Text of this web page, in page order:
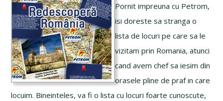
Pornit impreuna cu Petrom,
isi doreste sa stranga o
lista de locuri pe care sa le
vizitam prin Romania, atunci
cand avem chef sa iesim din
orasele pline de praf in care
locuim. Bineinteles, va fi o lista cu locuri foarte cunoscute,